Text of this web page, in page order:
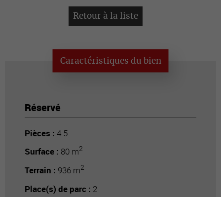
Retour à la liste
Caractéristiques du bien
Réservé
Pièces : 4.5
Surface : 80 m2
Terrain : 936 m2
Place(s) de parc : 2